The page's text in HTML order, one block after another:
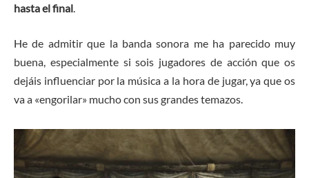
hasta el final.
He de admitir que la banda sonora me ha parecido muy
buena, especialmente si sois jugadores de acción que os
dejáis influenciar por la música a la hora de jugar, ya que os
va a «engorilar» mucho con sus grandes temazos.